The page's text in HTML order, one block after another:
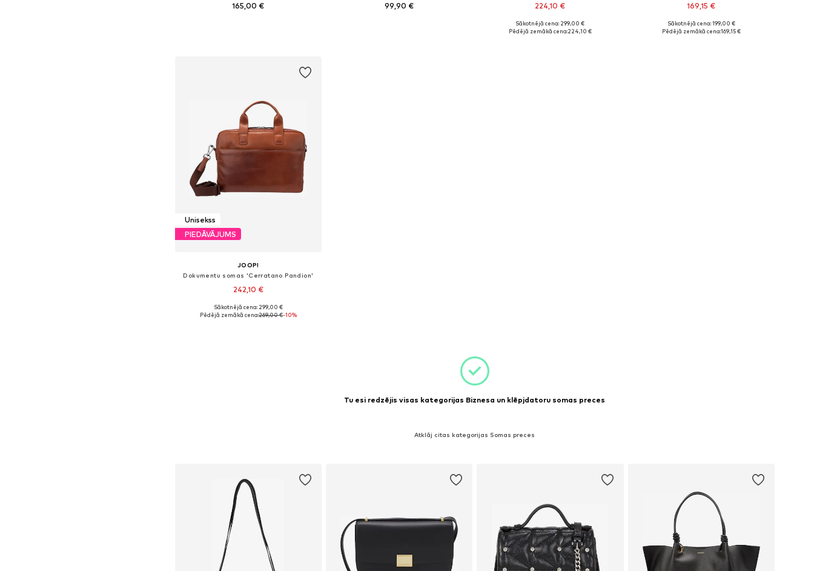
165,00 € 99,90 € 224,10 €
Pieejamie izmēri: One Size
Sākotnējā cena: 299,00 €
Pēdējā zemākā cena:224,10 €
169,15 €
Pieejamie izmēri: One Size
Sākotnējā cena: 199,00 €
Pēdējā zemākā cena:169,15 €
Unisekss
PIEDĀVĀJUMS
JOOP!
Dokumentu somas 'Cerratano Pandion'
242,10 €
Pieejamie izmēri: One Size
Sākotnējā cena: 299,00 €
Pēdējā zemākā cena:269,00 €-10%
Tu esi redzējis visas kategorijas Biznesa un klēpjdatoru somas preces
Atklāj citas kategorijas Somas preces